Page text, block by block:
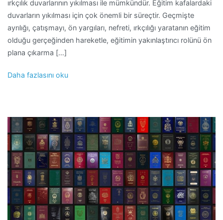
ırkçılık duvarlarının yıkılması ile mümkündür. Eğitim kafalardaki
duvarların yıkılması için çok önemli bir süreçtir. Geçmişte
ayrılığı, çatışmayı, ön yargıları, nefreti, ırkçılığı yaratanın eğitim
olduğu gerçeğinden hareketle, eğitimin yakınlaştırıcı rolünü ön
plana çıkarma […]
Daha fazlasını oku